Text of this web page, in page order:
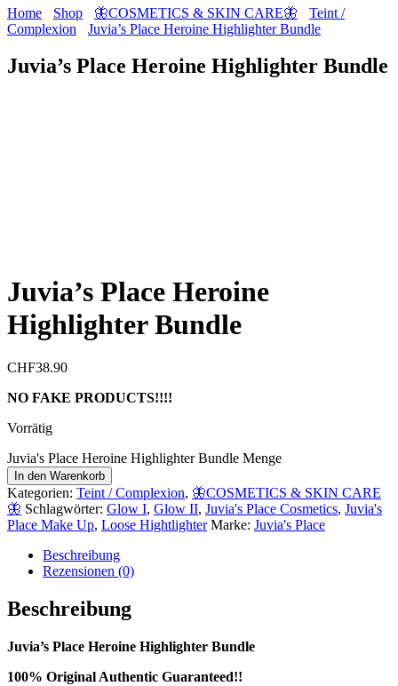
Home Shop 🦋COSMETICS & SKIN CARE🦋
Teint /
Complexion
Juvia’s Place Heroine Highlighter Bundle
Juvia’s Place Heroine Highlighter Bundle
Juvia’s Place Heroine
Highlighter Bundle
CHF38.90
NO FAKE PRODUCTS!!!!
Vorrätig
Juvia's Place Heroine Highlighter Bundle Menge
In den Warenkorb
Kategorien: Teint / Complexion, 🦋COSMETICS & SKIN CARE
🦋 Schlagwörter: Glow I, Glow II, Juvia's Place Cosmetics, Juvia's
Place Make Up, Loose Hightlighter Marke: Juvia's Place
Beschreibung
Rezensionen (0)
Beschreibung
Juvia’s Place Heroine Highlighter Bundle
100% Original Authentic Guaranteed!!